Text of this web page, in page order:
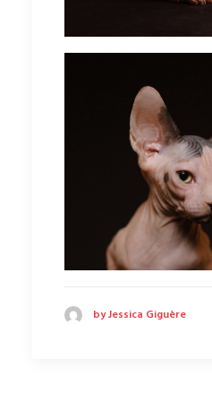
by Jessica Giguère